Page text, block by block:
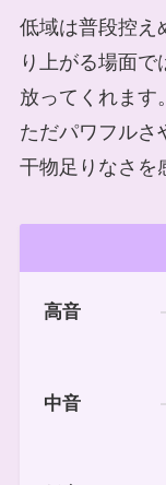
低域は普段控え
り上がる場面
放ってくれます。
ただパワフルさ
干物足りなさを
高音
中音